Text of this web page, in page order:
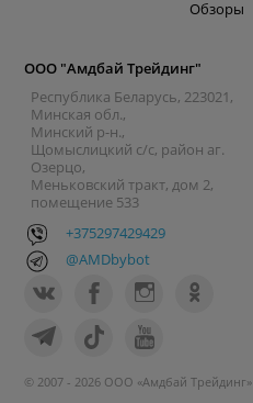
Обзоры
ООО "Амдбай Трейдинг"
Республика Беларусь, 223021,
Минская обл.,
Минский р-н.,
Щомыслицкий с/с, район аг.
Озерцо,
Меньковский тракт, дом 2,
помещение 533
+375297429429
@AMDbybot
© 2007 - 2026 ООО «Амдбай Трейдинг»